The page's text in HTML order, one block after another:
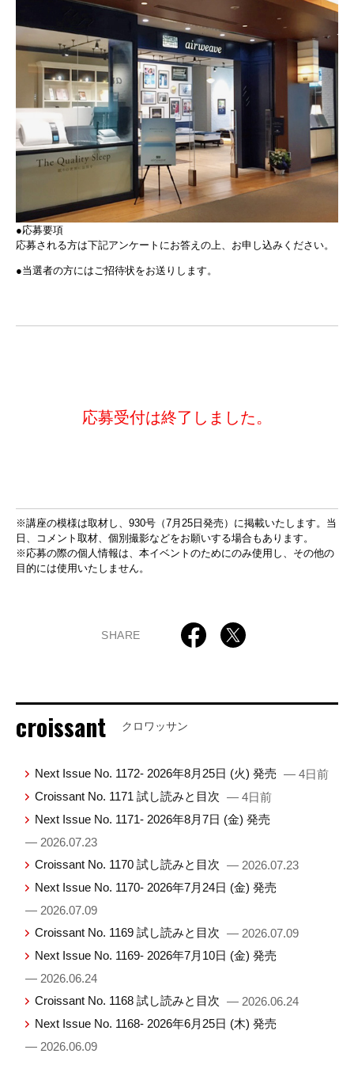
●応募要項
応募される方は下記アンケートにお答えの上、お申し込みください。
●当選者の方にはご招待状をお送りします。
応募受付は終了しました。
※講座の模様は取材し、930号（7月25日発売）に掲載いたします。当
日、コメント取材、個別撮影などをお願いする場合もあります。
※応募の際の個人情報は、本イベントのためにのみ使用し、その他の
目的には使用いたしません。
SHARE
croissant クロワッサン
Next Issue No. 1172- 2026年8月25日 (火) 発売 — 4日前
Croissant No. 1171 試し読みと目次 — 4日前
Next Issue No. 1171- 2026年8月7日 (金) 発売
— 2026.07.23
Croissant No. 1170 試し読みと目次 — 2026.07.23
Next Issue No. 1170- 2026年7月24日 (金) 発売
— 2026.07.09
Croissant No. 1169 試し読みと目次 — 2026.07.09
Next Issue No. 1169- 2026年7月10日 (金) 発売
— 2026.06.24
Croissant No. 1168 試し読みと目次 — 2026.06.24
Next Issue No. 1168- 2026年6月25日 (木) 発売
— 2026.06.09